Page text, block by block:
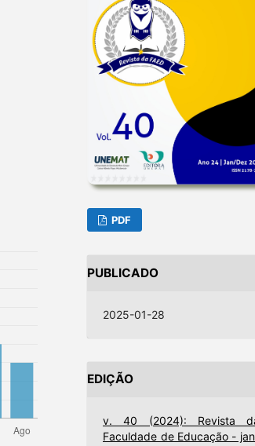
PDF
PUBLICADO
2025-01-28
EDIÇÃO
v. 40 (2024): Revista
Faculdade de Educação -